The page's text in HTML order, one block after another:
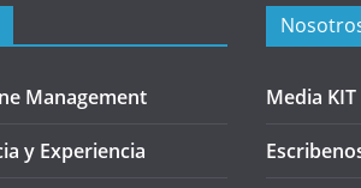
Management
y Experiencia
Media KIT